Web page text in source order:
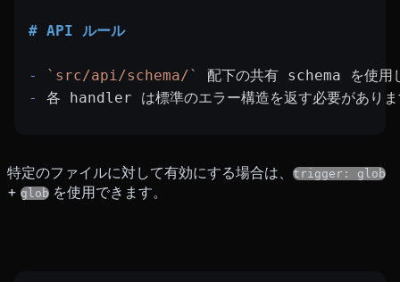
# API ルール
- `src/api/schema/`
配下の共有 schema を使用
-
各 handler は標準のエラー構造を返す必要がありま
特定のファイルに対して有効にする場合は、 trigger: glob
+ glob を使用できます。